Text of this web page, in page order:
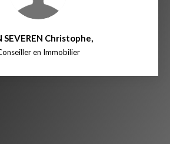
SEVEREN Christophe,
en Immobilier